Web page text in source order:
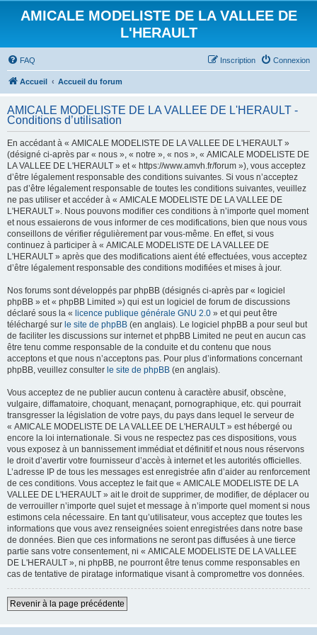
AMICALE MODELISTE DE LA VALLEE DE
L'HERAULT
FAQ Connexion
Inscription
Accueil Accueil du forum
AMICALE MODELISTE DE LA VALLEE DE L'HERAULT -
Conditions d’utilisation
En accédant à « AMICALE MODELISTE DE LA VALLEE DE L'HERAULT »
(désigné ci-après par « nous », « notre », « nos », « AMICALE MODELISTE DE
LA VALLEE DE L'HERAULT » et « https://www.amvh.fr/forum »), vous acceptez
d’être légalement responsable des conditions suivantes. Si vous n’acceptez
pas d’être légalement responsable de toutes les conditions suivantes, veuillez
ne pas utiliser et accéder à « AMICALE MODELISTE DE LA VALLEE DE
L'HERAULT ». Nous pouvons modifier ces conditions à n’importe quel moment
et nous essaierons de vous informer de ces modifications, bien que nous vous
conseillons de vérifier régulièrement par vous-même. En effet, si vous
continuez à participer à « AMICALE MODELISTE DE LA VALLEE DE
L'HERAULT » après que des modifications aient été effectuées, vous acceptez
d’être légalement responsable des conditions modifiées et mises à jour.
Nos forums sont développés par phpBB (désignés ci-après par « logiciel
phpBB » et « phpBB Limited ») qui est un logiciel de forum de discussions
déclaré sous la « licence publique générale GNU 2.0 » et qui peut être
téléchargé sur le site de phpBB (en anglais). Le logiciel phpBB a pour seul but
de faciliter les discussions sur internet et phpBB Limited ne peut en aucun cas
être tenu comme responsable de la conduite et du contenu que nous
acceptons et que nous n’acceptons pas. Pour plus d’informations concernant
phpBB, veuillez consulter le site de phpBB (en anglais).
Vous acceptez de ne publier aucun contenu à caractère abusif, obscène,
vulgaire, diffamatoire, choquant, menaçant, pornographique, etc. qui pourrait
transgresser la législation de votre pays, du pays dans lequel le serveur de
« AMICALE MODELISTE DE LA VALLEE DE L'HERAULT » est hébergé ou
encore la loi internationale. Si vous ne respectez pas ces dispositions, vous
vous exposez à un bannissement immédiat et définitif et nous nous réservons
le droit d’avertir votre fournisseur d’accès à internet et les autorités officielles.
L’adresse IP de tous les messages est enregistrée afin d’aider au renforcement
de ces conditions. Vous acceptez le fait que « AMICALE MODELISTE DE LA
VALLEE DE L'HERAULT » ait le droit de supprimer, de modifier, de déplacer ou
de verrouiller n’importe quel sujet et message à n’importe quel moment si nous
estimons cela nécessaire. En tant qu’utilisateur, vous acceptez que toutes les
informations que vous avez renseignées soient enregistrées dans notre base
de données. Bien que ces informations ne seront pas diffusées à une tierce
partie sans votre consentement, ni « AMICALE MODELISTE DE LA VALLEE
DE L'HERAULT », ni phpBB, ne pourront être tenus comme responsables en
cas de tentative de piratage informatique visant à compromettre vos données.
Revenir à la page précédente